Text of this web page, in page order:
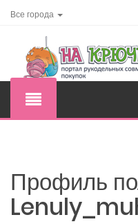
Все города
Профиль